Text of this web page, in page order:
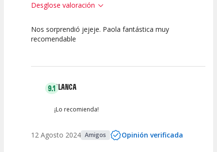
Desglose valoración
7.5 7.5 7.5
Nos sorprendió jejeje. Paola fantástica muy
recomendable
9.1BLANCA
¡Lo recomienda!
12 Agosto 2024 Amigos Opinión verificada